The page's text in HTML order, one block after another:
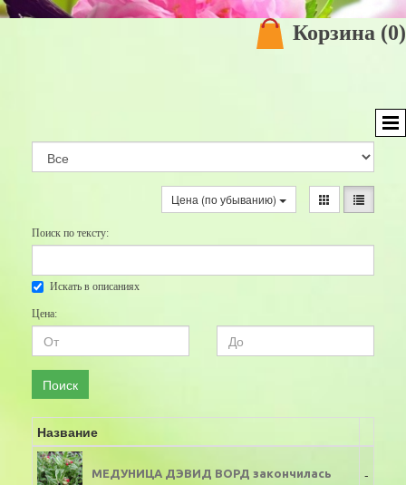
Корзина (0)
Цена (по убыванию)
Поиск по тексту:
Искать в описаниях
Цена:
Поиск
Название
МЕДУНИЦА ДЭВИД ВОРД закончилась -